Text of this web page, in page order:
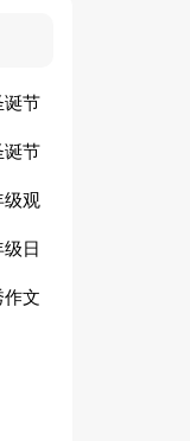
诞节
诞节
级观
9篇
级日
作文